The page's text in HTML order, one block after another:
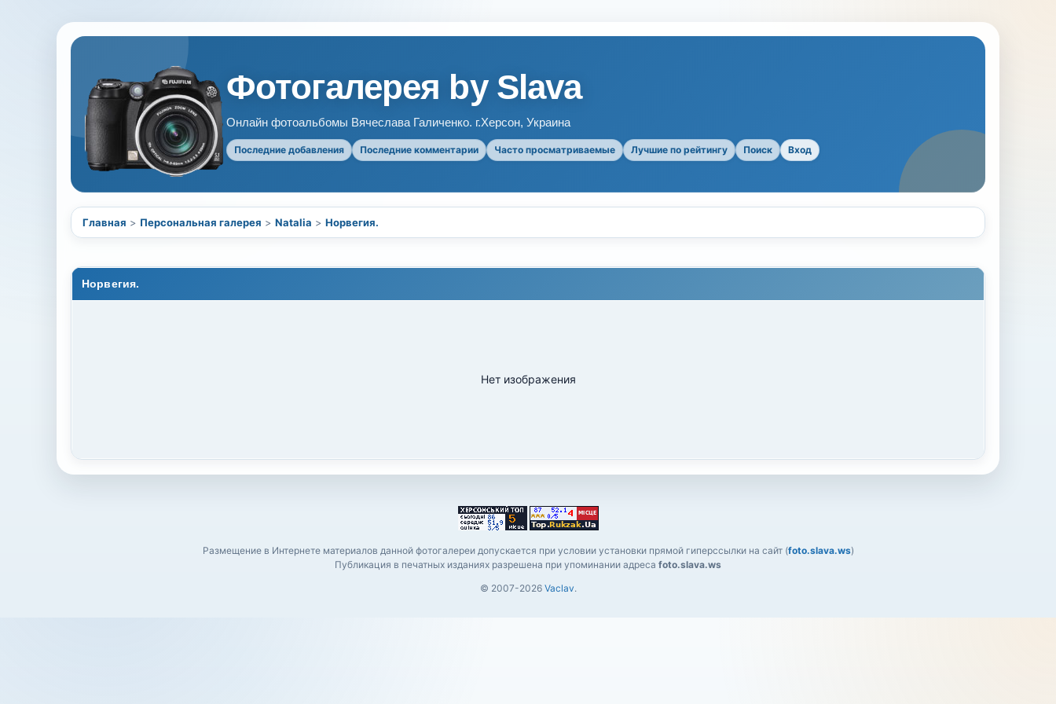
Фотогалерея by Slava
Онлайн фотоальбомы Вячеслава Галиченко. г.Херсон, Украина
Последние добавления Последние комментарии Часто просматриваемые Лучшие по рейтингу Поиск Вход
Главная > Персональная галерея > Natalia > Норвегия.
Норвегия.
Нет изображения
Размещение в Интернете материалов данной фотогалереи допускается при условии установки прямой гиперссылки на сайт (foto.slava.ws)
Публикация в печатных изданиях разрешена при упоминании адреса foto.slava.ws
© 2007-2026 Vaclav.